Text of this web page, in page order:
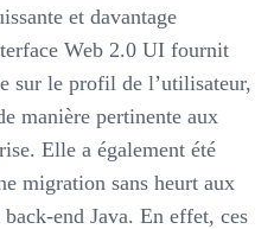
et davantage
Web 2.0 UI fournit
sur le profil de l’utilisateur,
manière pertinente aux
Elle a également été
migration sans heurt aux
end Java. En effet, ces